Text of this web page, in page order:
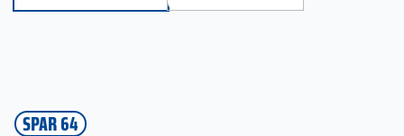
SPAR 64